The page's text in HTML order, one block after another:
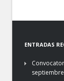
ENTRADAS